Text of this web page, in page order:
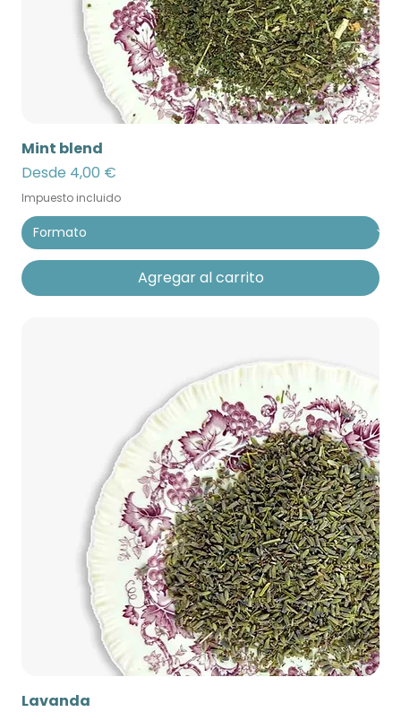
Mint blend
Desde 4,00 €
Precio de oferta
Impuesto incluido
Agregar al carrito
Lavanda